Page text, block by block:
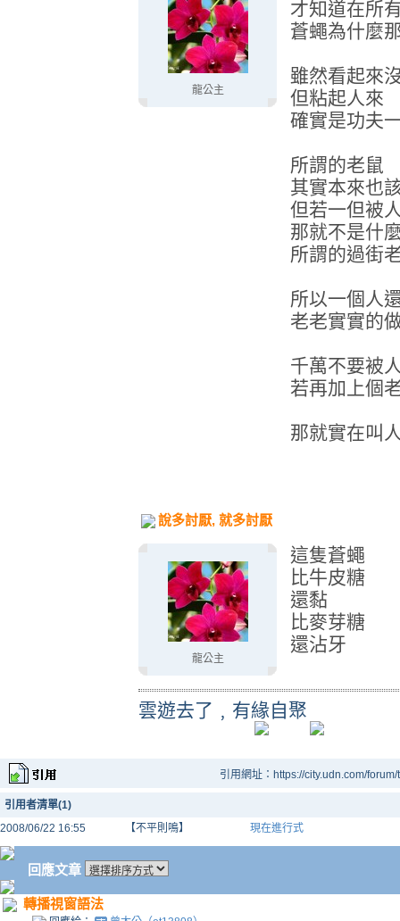
龍公主
才知道在所
蒼蠅為什麼
雖然看起來
但粘起人來
確實是功夫
所謂的老鼠
其實本來也
但若一但被
那就不是什
所謂的過街
所以一個人
老老實實的
千萬不要被
若再加上個
那就實在叫
說多討厭, 就多討厭
龍公主
這隻蒼蠅
比牛皮糖
還黏
比麥芽糖
還沾牙
雲遊去了﹐有緣自聚
引用網址：https://city.udn.com/
引用者清單(1)
2008/06/22 16:55
【不平則鳴】 現在進行式
回應文章
轉播視窗語法